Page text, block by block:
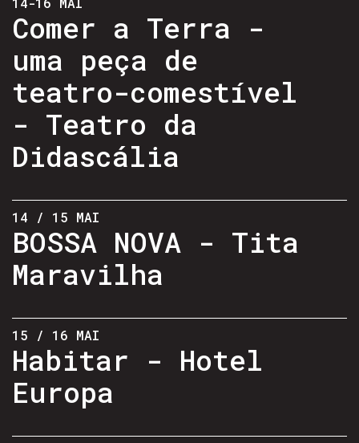
Comer a Terra -
uma peça de
teatro-comestível
- Teatro da
Didascália
14 / 15 MAI
BOSSA NOVA - Tita
Maravilha
15 / 16 MAI
Habitar - Hotel
Europa